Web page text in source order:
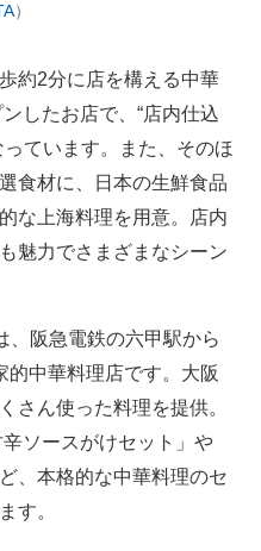
）
約2分に店を構える中華
したお店で、“店内仕込
ています。また、そのほ
食材に、日本の生鮮食品
な上海料理を用意。店内
魅力でさまざまなシーン
、阪急電鉄の六甲駅から
的中華料理店です。大阪
さん使った料理を提供。
ソースがけセット」や
、本格的な中華料理のセ
す。